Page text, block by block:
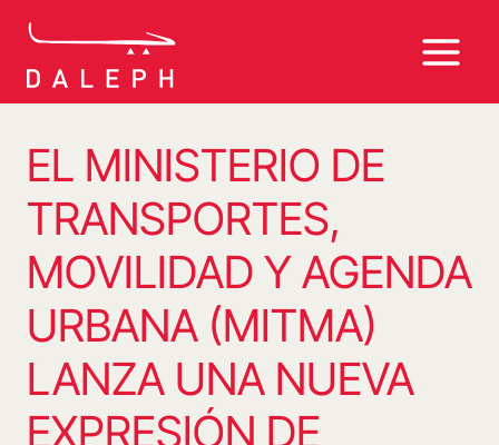
EL MINISTERIO DE
TRANSPORTES,
MOVILIDAD Y AGENDA
URBANA (MITMA)
LANZA UNA NUEVA
EXPRESIÓN DE